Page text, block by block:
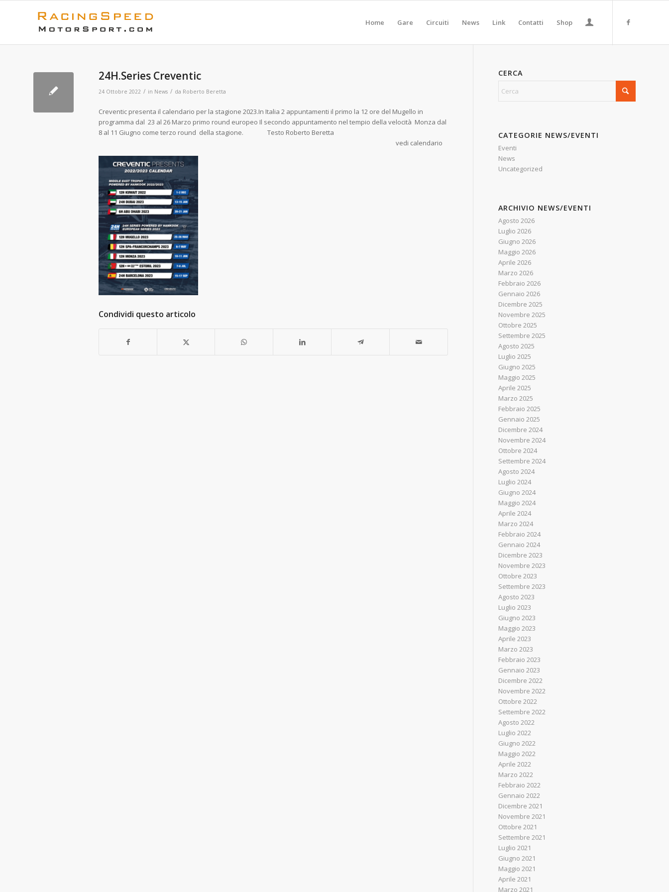
Home Gare Circuiti News Link Contatti Shop
24H.Series Creventic
24 Ottobre 2022 / in News / da Roberto Beretta
Creventic presenta il calendario per la stagione 2023.In Italia 2 appuntamenti il primo la 12 ore del Mugello in
programma dal 23 al 26 Marzo primo round europeo Il secondo appuntamento nel tempio della velocità Monza dal
8 al 11 Giugno come terzo round della stagione. Testo Roberto Beretta
vedi calendario
Condividi questo articolo
CERCA
CATEGORIE NEWS/EVENTI
Eventi
News
Uncategorized
ARCHIVIO NEWS/EVENTI
Agosto 2026
Luglio 2026
Giugno 2026
Maggio 2026
Aprile 2026
Marzo 2026
Febbraio 2026
Gennaio 2026
Dicembre 2025
Novembre 2025
Ottobre 2025
Settembre 2025
Agosto 2025
Luglio 2025
Giugno 2025
Maggio 2025
Aprile 2025
Marzo 2025
Febbraio 2025
Gennaio 2025
Dicembre 2024
Novembre 2024
Ottobre 2024
Settembre 2024
Agosto 2024
Luglio 2024
Giugno 2024
Maggio 2024
Aprile 2024
Marzo 2024
Febbraio 2024
Gennaio 2024
Dicembre 2023
Novembre 2023
Ottobre 2023
Settembre 2023
Agosto 2023
Luglio 2023
Giugno 2023
Maggio 2023
Aprile 2023
Marzo 2023
Febbraio 2023
Gennaio 2023
Dicembre 2022
Novembre 2022
Ottobre 2022
Settembre 2022
Agosto 2022
Luglio 2022
Giugno 2022
Maggio 2022
Aprile 2022
Marzo 2022
Febbraio 2022
Gennaio 2022
Dicembre 2021
Novembre 2021
Ottobre 2021
Settembre 2021
Luglio 2021
Giugno 2021
Maggio 2021
Aprile 2021
Marzo 2021